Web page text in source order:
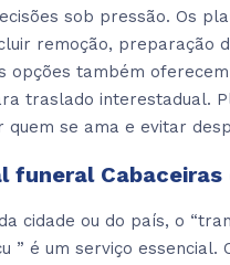
sob pressão. Os
remoção, preparação
também
traslado interestadual.
se ama e evitar
Cabaceiras
cidade ou do país, o
” é um serviço